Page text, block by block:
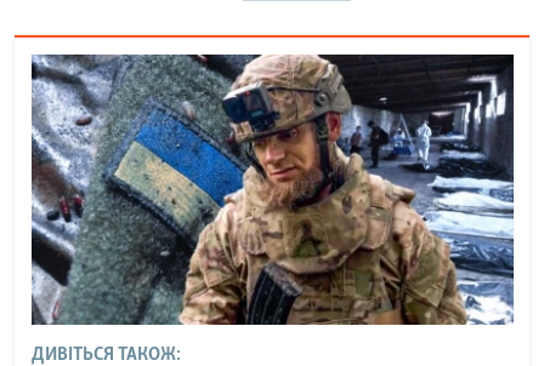
ДИВІТЬСЯ ТАКОЖ: